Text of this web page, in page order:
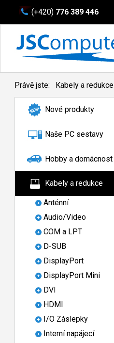
(+420) 776 389 446
Právě jste: Kabely a redukce
Nové produkty
Naše PC sestavy
Hobby a domácnost
Kabely a redukce
Anténní
Audio/Video
COM a LPT
D-SUB
DisplayPort
DisplayPort Mini
DVI
HDMI
I/O Záslepky
Interní napájecí